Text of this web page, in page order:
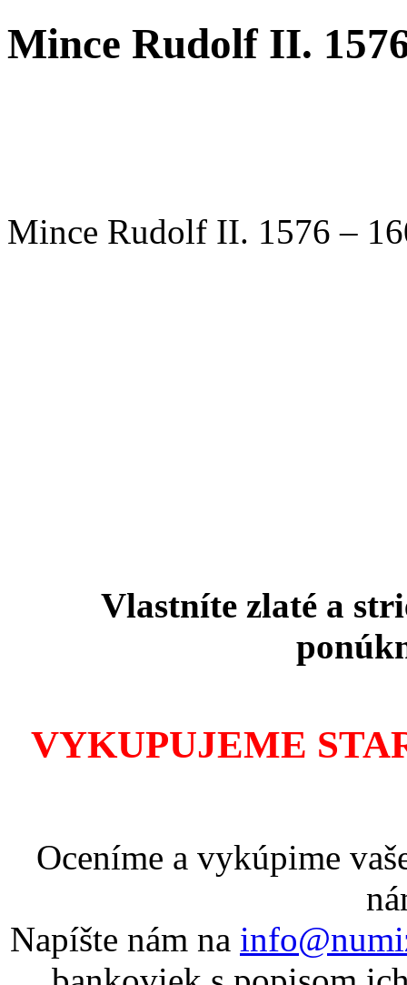
Mince Rudolf II.
Mince Rudolf II. 1576 –
Vlastníte zlaté a
VYKUPUJEME
Oceníme a vykúpime
Napíšte nám na